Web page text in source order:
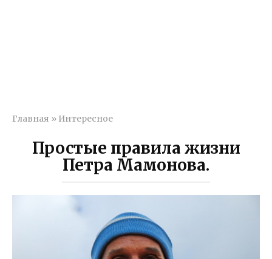
Главная » Интересное
Простые правила жизни
Петра Мамонова.